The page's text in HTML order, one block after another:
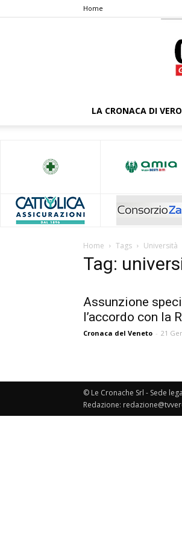
Home
LA CRONACA DI
Home Tags Università
Tag:
Assunzione
l’accordo con la
Cronaca del Veneto - 21
© Le Cronache Srl - Sede
Redazione: